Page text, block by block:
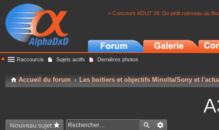
> Concours AOUT 26: Du petit ruisseau au
Raccourcis Sujets actifs Dernières photos
Accueil du forum Les boitiers et objectifs Minolta/Sony et
Nouveau sujet